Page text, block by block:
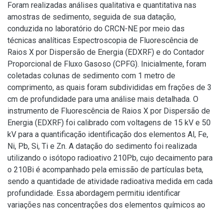
Foram realizadas análises qualitativa e quantitativa nas
amostras de sedimento, seguida de sua datação,
conduzida no laboratório do CRCN-NE por meio das
técnicas analíticas Espectroscopia de Fluorescência de
Raios X por Dispersão de Energia (EDXRF) e do Contador
Proporcional de Fluxo Gasoso (CPFG). Inicialmente, foram
coletadas colunas de sedimento com 1 metro de
comprimento, as quais foram subdivididas em frações de 3
cm de profundidade para uma análise mais detalhada. O
instrumento de Fluorescência de Raios X por Dispersão de
Energia (EDXRF) foi calibrado com voltagens de 15 kV e 50
kV para a quantificação identificação dos elementos Al, Fe,
Ni, Pb, Si, Ti e Zn. A datação do sedimento foi realizada
utilizando o isótopo radioativo 210Pb, cujo decaimento para
o 210Bi é acompanhado pela emissão de partículas beta,
sendo a quantidade de atividade radioativa medida em cada
profundidade. Essa abordagem permitiu identificar
variações nas concentrações dos elementos químicos ao